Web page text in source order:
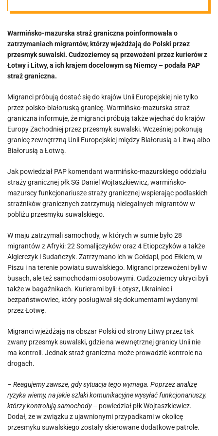
migrantów.
Krajem
docelowym są
Niemcy
Warmińsko-mazurska straż graniczna poinformowała o
zatrzymaniach migrantów, którzy wjeżdżają do Polski przez
przesmyk suwalski. Cudzoziemcy są przewożeni przez kurierów z
Łotwy i Litwy, a ich krajem docelowym są Niemcy – podała PAP
straż graniczna.
Migranci próbują dostać się do krajów Unii Europejskiej nie tylko
przez polsko-białoruską granicę. Warmińsko-mazurska straż
graniczna informuje, że migranci próbują także wjechać do krajów
Europy Zachodniej przez przesmyk suwalski. Wcześniej pokonują
granicę zewnętrzną Unii Europejskiej między Białorusią a Litwą albo
Białorusią a Łotwą.
Jak powiedział PAP komendant warmińsko-mazurskiego oddziału
straży granicznej płk SG Daniel Wojtaszkiewicz, warmińsko-
mazurscy funkcjonariusze straży granicznej wspierając podlaskich
strażników granicznych zatrzymują nielegalnych migrantów w
pobliżu przesmyku suwalskiego.
W maju zatrzymali samochody, w których w sumie było 28
migrantów z Afryki: 22 Somalijczyków oraz 4 Etiopczyków a także
Algierczyk i Sudańczyk. Zatrzymano ich w Gołdapi, pod Ełkiem, w
Piszu i na terenie powiatu suwalskiego. Migranci przewożeni byli w
busach, ale też samochodami osobowymi. Cudzoziemcy ukryci byli
także w bagażnikach. Kurierami byli: Łotysz, Ukrainiec i
bezpaństwowiec, który posługiwał się dokumentami wydanymi
przez Łotwę.
Migranci wjeżdżają na obszar Polski od strony Litwy przez tak
zwany przesmyk suwalski, gdzie na wewnętrznej granicy Unii nie
ma kontroli. Jednak straż graniczna może prowadzić kontrole na
drogach.
– Reagujemy zawsze, gdy sytuacja tego wymaga. Poprzez analizę
ryzyka wiemy, na jakie szlaki komunikacyjne wysyłać funkcjonariuszy,
którzy kontrolują samochody – powiedział płk Wojtaszkiewicz.
Dodał, że w związku z ujawnionymi przypadkami w okolicę
przesmyku suwalskiego zostały skierowane dodatkowe patrole.